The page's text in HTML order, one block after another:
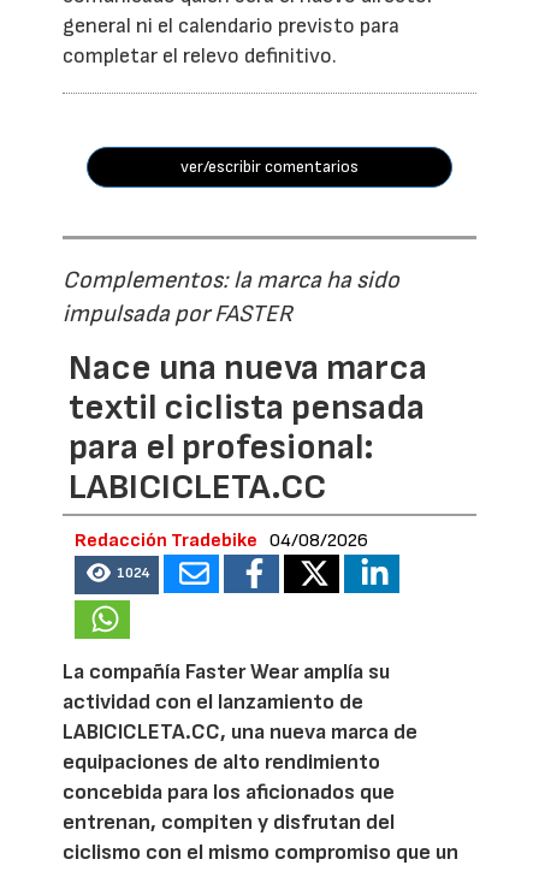
general ni el calendario previsto para
completar el relevo definitivo.
ver/escribir comentarios
Complementos: la marca ha sido
impulsada por FASTER
Nace una nueva marca
textil ciclista pensada
para el profesional:
LABICICLETA.CC
Redacción Tradebike 04/08/2026
1024
La compañía Faster Wear amplía su
actividad con el lanzamiento de
LABICICLETA.CC, una nueva marca de
equipaciones de alto rendimiento
concebida para los aficionados que
entrenan, compiten y disfrutan del
ciclismo con el mismo compromiso que un